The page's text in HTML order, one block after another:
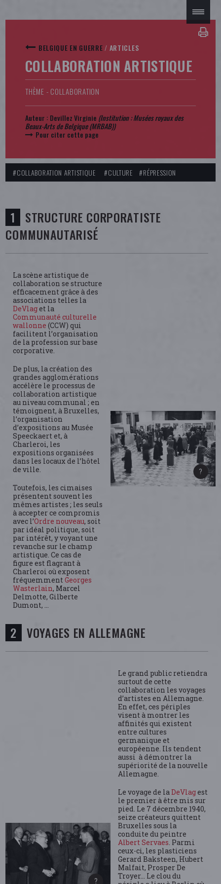
BELGIQUE EN GUERRE / ARTICLES
COLLABORATION ARTISTIQUE
THÈME - COLLABORATION
Auteur : Devillez Virginie (Institution :Musées royaux des
Beaux-Arts de Belgique (MRBAB))
Pour citer cette page
#COLLABORATION ARTISTIQUE #CULTURE #RÉPRESSION
STRUCTURE CORPORATISTE
COMMUNAUTARISÉ
La scène artistique de
collaboration se structure
efficacement grâce à des
associations telles la
DeVlaget la
Communauté culturelle
wallonne (CCW) qui
facilitent l’organisation
de la profession sur base
corporative.
De plus, la création des
grandes agglomérations
accélère le processus de
collaboration artistique
au niveau communal ; en
témoignent, à Bruxelles,
l’organisation
d’expositions au Musée
Speeckaert et, à
Charleroi, les
expositions organisées
dans les locaux de l’hôtel
de ville.
Toutefois, les cimaises
présentent souvent les
mêmes artistes ; les seuls
à accepter ce compromis
avec l’Ordre nouveau, soit
par idéal politique, soit
par intérêt, y voyant une
revanche sur le champ
artistique. Ce cas de
figure est flagrant à
Charleroi où exposent
fréquemmentGeorges
Wasterlain, Marcel
Delmotte, Gilberte
Dumont, …
VOYAGES EN ALLEMAGNE
Le grand public retiendra
surtout de cette
collaboration les voyages
d’artistes en Allemagne.
En effet, ces périples
visent à montrer les
affinités qui existent
entre cultures
germanique et
européenne. Ils tendent
aussi à démontrer la
supériorité de la nouvelle
Allemagne.
Le voyage de laDeVlagest
le premier à être mis sur
pied. Le 7 décembre 1940,
seize créateurs quittent
Bruxelles sous la
conduite du peintre
Albert Servaes. Parmi
ceux-ci, les plasticiens
Gerard Baksteen, Hubert
Malfait, Prosper De
Troyer… Le clou du